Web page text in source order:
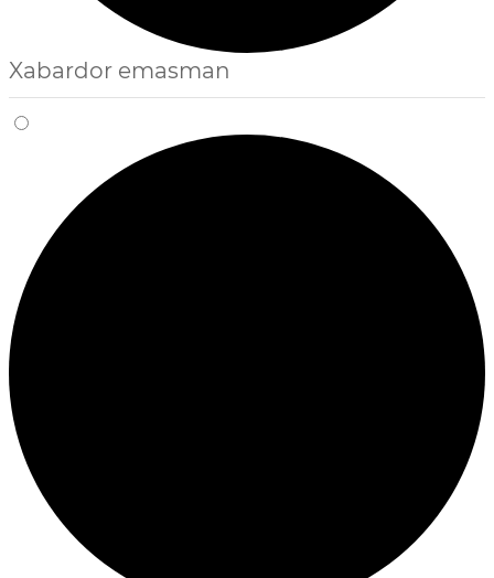
Xabardor emasman